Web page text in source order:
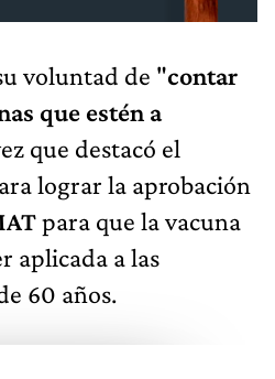
voluntad de "contar
que estén a
que destacó el
lograr la aprobación
para que la vacuna
aplicada a las
60 años.